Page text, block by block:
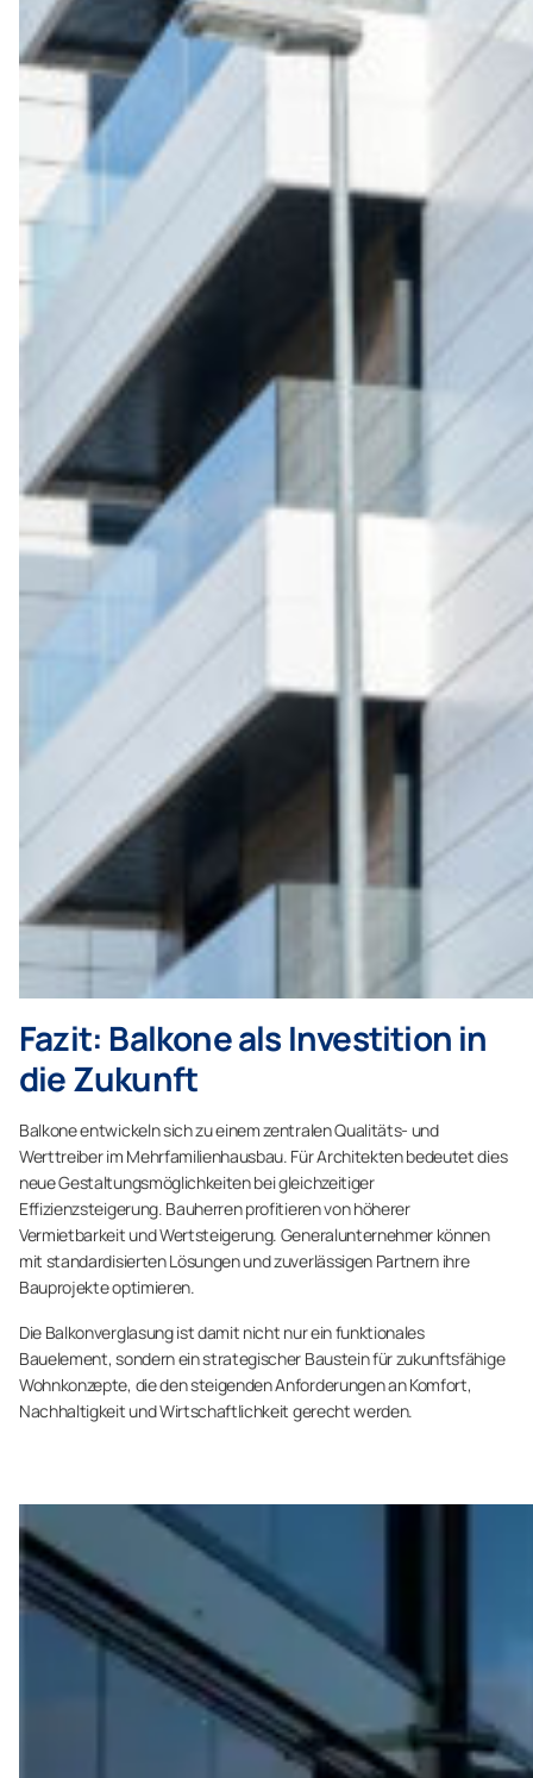
Fazit: Balkone als Investition in
die Zukunft
Balkone entwickeln sich zu einem zentralen Qualitäts- und
Werttreiber im Mehrfamilienhausbau. Für Architekten bedeutet dies
neue Gestaltungsmöglichkeiten bei gleichzeitiger
Effizienzsteigerung. Bauherren profitieren von höherer
Vermietbarkeit und Wertsteigerung. Generalunternehmer können
mit standardisierten Lösungen und zuverlässigen Partnern ihre
Bauprojekte optimieren.
Die Balkonverglasung ist damit nicht nur ein funktionales
Bauelement, sondern ein strategischer Baustein für zukunftsfähige
Wohnkonzepte, die den steigenden Anforderungen an Komfort,
Nachhaltigkeit und Wirtschaftlichkeit gerecht werden.